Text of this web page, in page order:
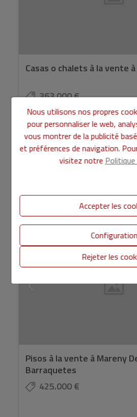
Casas o chalets à la vente
363.000 €
Ref. AS720496
Pisos à la vente à Mareny
Barraquetes
425.000 €
Nous utilisons nos propres
pour personnaliser le web,
vous montrer de la publicité
et préférences de navigation.
visitez notre
Accepter les
Configuration
Rejeter les